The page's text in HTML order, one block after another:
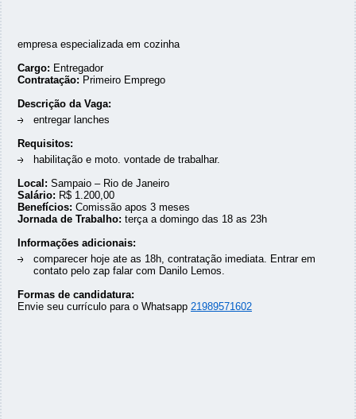
empresa especializada em cozinha
Cargo: Entregador
Contratação: Primeiro Emprego
Descrição da Vaga:
entregar lanches
Requisitos:
habilitação e moto. vontade de trabalhar.
Local: Sampaio – Rio de Janeiro
Salário: R$ 1.200,00
Benefícios: Comissão apos 3 meses
Jornada de Trabalho: terça a domingo das 18 as 23h
Informações adicionais:
comparecer hoje ate as 18h, contratação imediata. Entrar em
contato pelo zap falar com Danilo Lemos.
Formas de candidatura:
Envie seu currículo para o Whatsapp 21989571602